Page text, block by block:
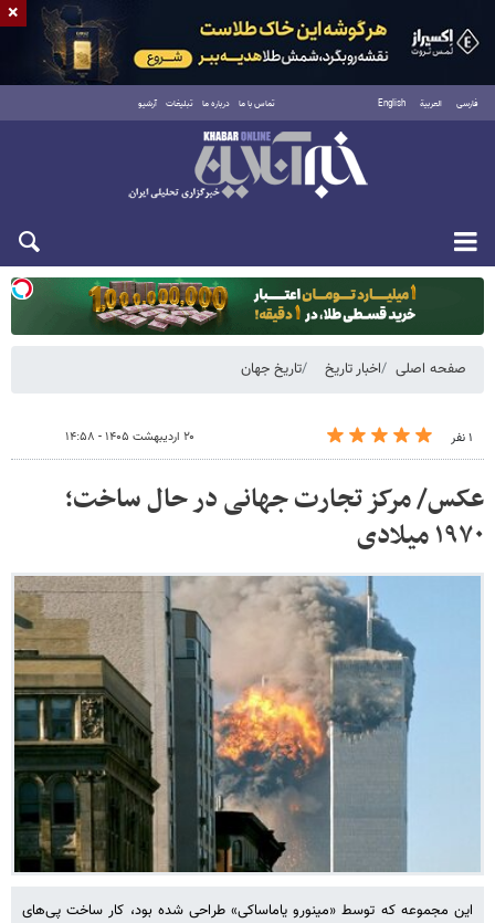
فارسی العربية English تماس با ما درباره ما تبلیغات آرشیو
دوشنبه ۱۹ مرداد ۱۴۰۵
صفحه اصلی اخبار تاریخ تاریخ جهان
۱ نفر ۲۰ اردیبهشت ۱۴۰۵ - ۱۴:۵۸
عکس/ مرکز تجارت جهانی در حال ساخت؛
۱۹۷۰ میلادی
این مجموعه که توسط «مینورو یاماساکی» طراحی شده بود، کار ساخت پی‌های
×